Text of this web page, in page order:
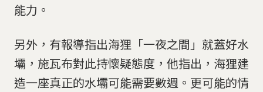
能力。
另外，有報導指出海狸「一夜之間」就蓋好水
壩，施瓦布對此持懷疑態度，他指出，海狸建
造一座真正的水壩可能需要數週。更可能的情